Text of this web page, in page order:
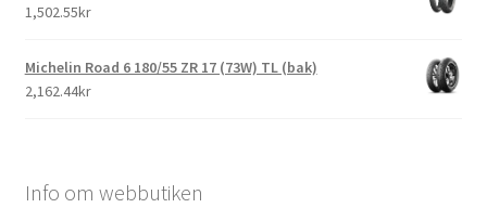
1,502.55kr
Michelin Road 6 180/55 ZR 17 (73W) TL (bak)
2,162.44kr
Info om webbutiken